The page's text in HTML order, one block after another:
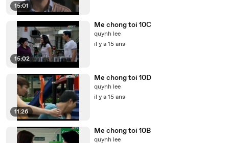
15:01
15:02
Me chong toi 10C
quynh lee
il y a 15 ans
11:26
Me chong toi 10D
quynh lee
il y a 15 ans
Me chong toi 10B
quynh lee